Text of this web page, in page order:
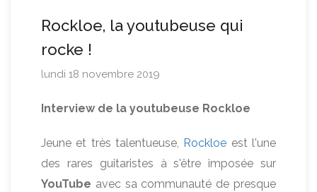
Rockloe, la youtubeuse qui
rocke !
lundi 18 novembre 2019
Interview de la youtubeuse Rockloe
Jeune et très talentueuse, Rockloe est l'une
des rares guitaristes à s'être imposée sur
YouTube avec sa communauté de presque